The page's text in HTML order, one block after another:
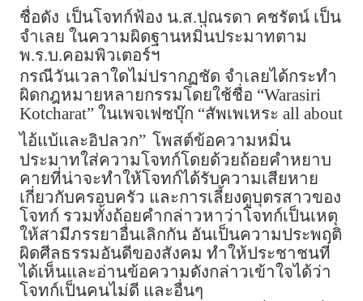
ชื่อดัง เป็นโจทก์ฟ้อง น.ส.ปุณรดา คชรัตน์ เป็น
จำเลย ในความผิดฐานหมิ่นประมาทตาม
พ.ร.บ.คอมพิวเตอร์ฯ
กรณีวันเวลาใดไม่ปรากฏชัด จำเลยได้กระทำ
ผิดกฎหมายหลายกรรมโดยใช้ชื่อ “Warasiri
Kotcharat” ในเพจเฟซบุ๊ก “สัพเพเหระ all about
ไอ้แบ้และอิปลวก” โพสต์ข้อความหมิ่น
ประมาทใส่ความโจทก์โดยด้วยถ้อยคำหยาบ
คายที่น่าจะทำให้โจทก์ได้รับความเสียหาย
เกี่ยวกับครอบครัว และการเลี้ยงดูบุตรสาวของ
โจทก์ รวมทั้งถ้อยคำกล่าวหาว่าโจทก์เป็นเหตุ
ให้สามีภรรยาอื่นเลิกกัน อันเป็นความประพฤติ
ผิดศีลธรรมอันดีของสังคม ทำให้ประชาชนที่
ได้เห็นและอ่านข้อความดังกล่าวเข้าใจได้ว่า
โจทก์เป็นคนไม่ดี และอื่นๆ